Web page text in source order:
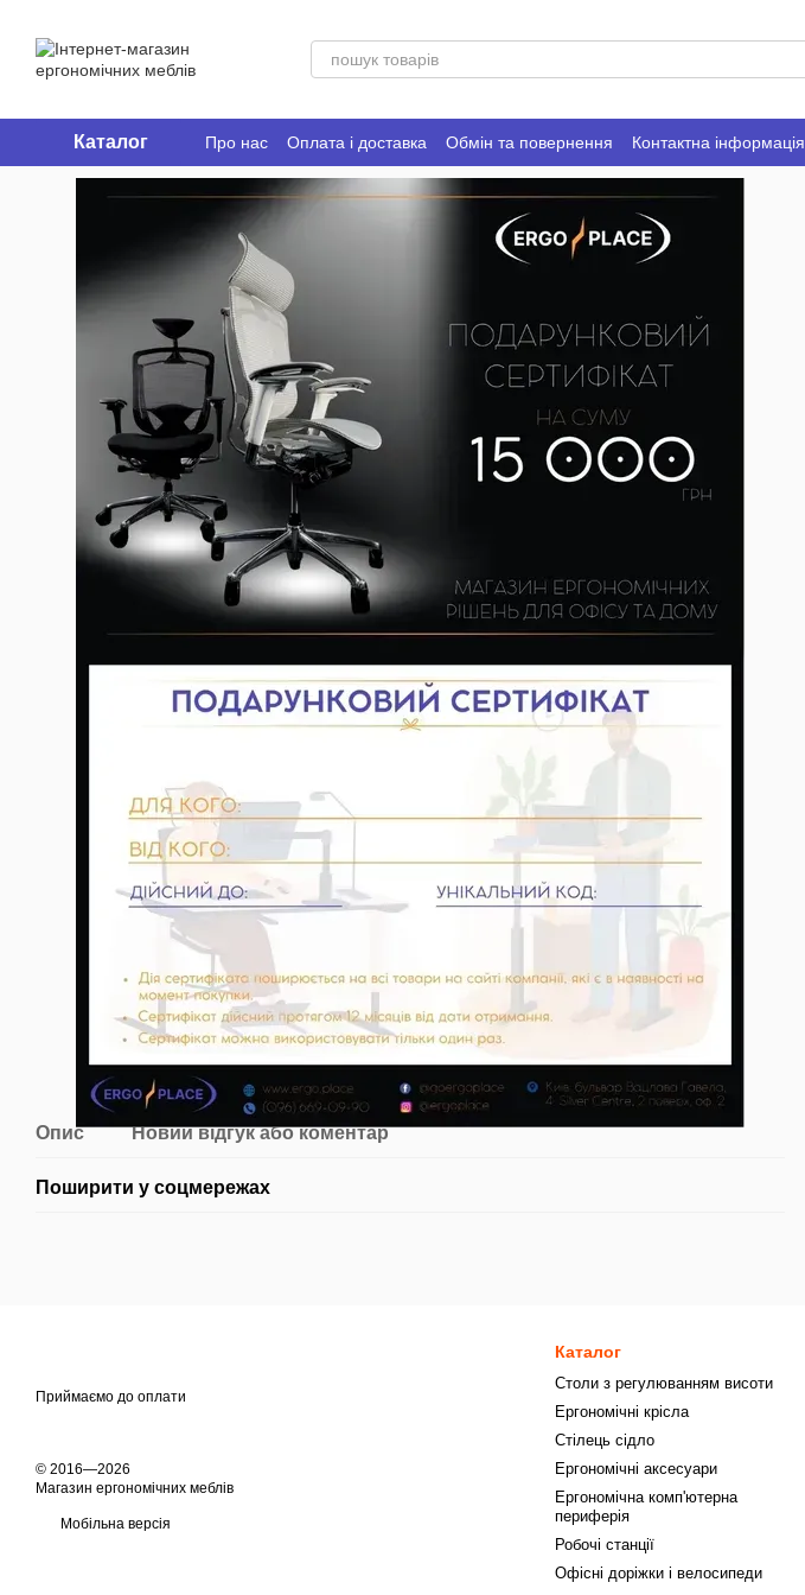
Каталог Про нас Оплата і доставка Обмін та повернення Контактна інформація
Ergo Place Club
Опис Новий відгук або коментар
Поширити у соцмережах
Приймаємо до оплати
© 2016—2026
Магазин ергономічних меблів
Мобільна версія
Каталог
Столи з регулюванням висоти
Ергономічні крісла
Стілець сідло
Ергономічні аксесуари
Ергономічна комп'ютерна
периферія
Робочі станції
Офісні доріжки і велосипеди